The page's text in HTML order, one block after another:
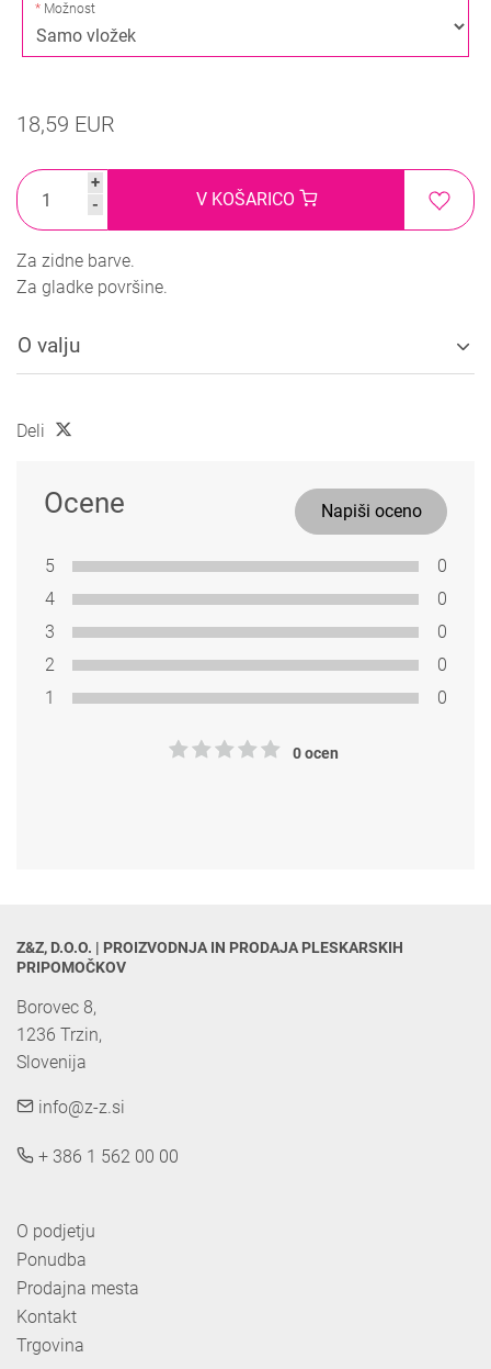
Možnost
18,59 EUR
+
-
V KOŠARICO
Za zidne barve.
Za gladke površine.
O valju
Deli
Ocene Napiši oceno
5
0
4
0
3
0
2
0
1
0
0 ocen
Z&Z, D.O.O. | PROIZVODNJA IN PRODAJA PLESKARSKIH
PRIPOMOČKOV
Borovec 8,
1236 Trzin,
Slovenija
info@z-z.si
+ 386 1 562 00 00
O podjetju
Ponudba
Prodajna mesta
Kontakt
Trgovina